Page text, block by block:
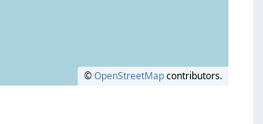
©OpenStreetMapcontributors.